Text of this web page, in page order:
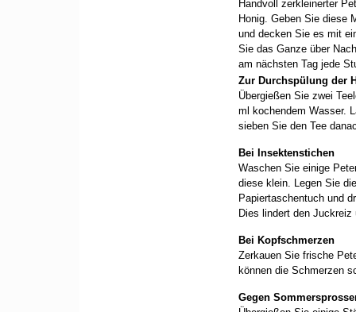
Handvoll zerkleinerter
Honig. Geben Sie diese
und decken Sie es mit
Sie das Ganze über
am nächsten Tag jede
Zur Durchspülung der
Übergießen Sie zwei
ml kochendem Wasser.
sieben Sie den Tee
Bei Insektenstichen
Waschen Sie einige
diese klein. Legen Sie
Papiertaschentuch und
Dies lindert den Juckreiz
Bei Kopfschmerzen
Zerkauen Sie frische
können die Schmerzen
Gegen